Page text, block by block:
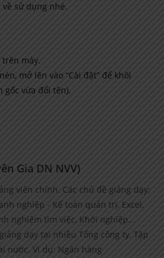
sử dụng nhé.
máy.
mở lên vào “Cài đặt” để khôi
gốc vừa đổi tên).
Gia DN NVV)
viên chính. Các chủ đề giảng dạy:
nghiệp - Kế toán quản trị, Excel,
nghiệm tìm việc, Khởi nghiệp...
dạy tại nhiều Tổng công ty, Tập
nước. Ví dụ: Ngân hàng